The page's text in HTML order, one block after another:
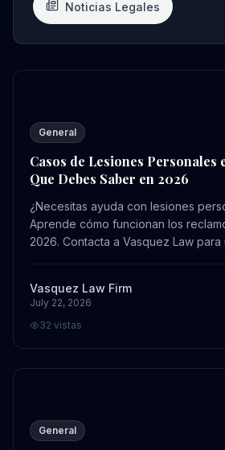
Noticias Legales
Casos de Lesiones Personales
General
Casos de Lesiones Personales
Que Debes Saber en 2026
¿Necesitas ayuda con lesiones
Aprende cómo funcionan los
2026. Contacta a Vasquez Law
Vasquez Law Firm
July 22, 2026
32 vistas
Reclamaciones por Accidentes
General